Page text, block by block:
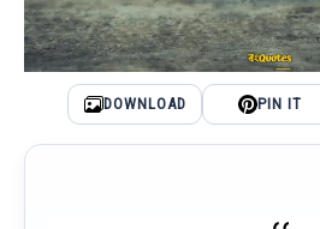
DOWNLOAD PIN IT